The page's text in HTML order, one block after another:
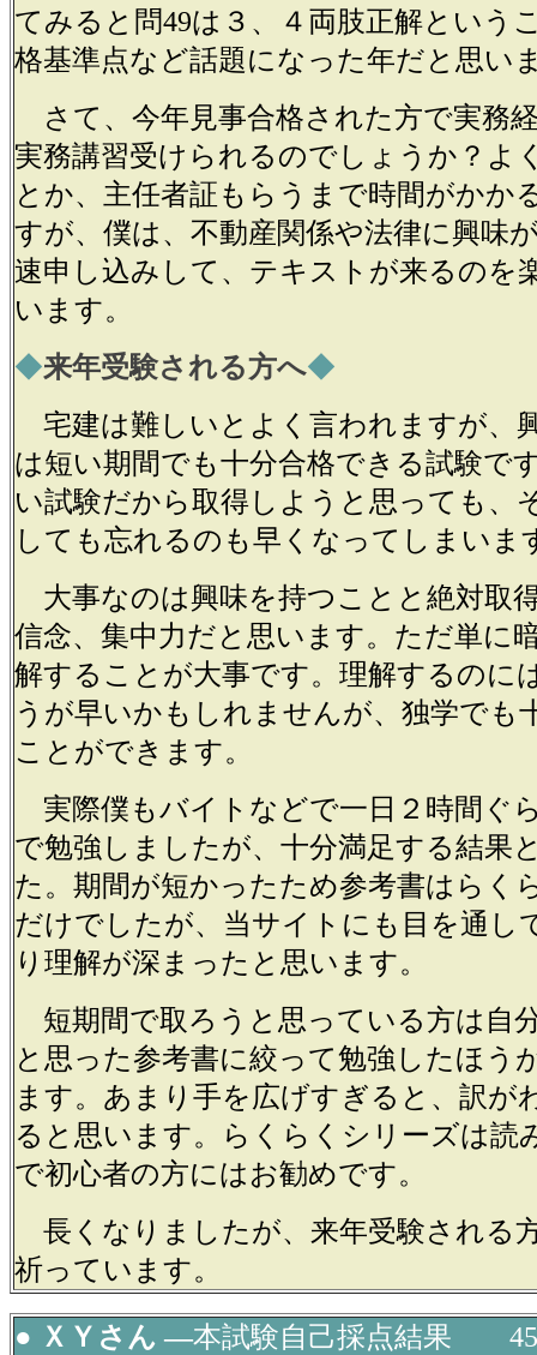
てみると問49は３、４両肢正解という
格基準点など話題になった年だと思い
さて、今年見事合格された方で実務
実務講習受けられるのでしょうか？よ
とか、主任者証もらうまで時間がかか
すが、僕は、不動産関係や法律に興味
速申し込みして、テキストが来るのを
います。
◆来年受験される方へ◆
宅建は難しいとよく言われますが、
は短い期間でも十分合格できる試験で
い試験だから取得しようと思っても、
しても忘れるのも早くなってしまいま
大事なのは興味を持つことと絶対取
信念、集中力だと思います。ただ単に
解することが大事です。理解するのに
うが早いかもしれませんが、独学でも
ことができます。
実際僕もバイトなどで一日２時間ぐ
で勉強しましたが、十分満足する結果
た。期間が短かったため参考書はらく
だけでしたが、当サイトにも目を通し
り理解が深まったと思います。
短期間で取ろうと思っている方は自
と思った参考書に絞って勉強したほう
ます。あまり手を広げすぎると、訳が
ると思います。らくらくシリーズは読
で初心者の方にはお勧めです。
長くなりましたが、来年受験される
祈っています。
● ＸＹさん ―本試験自己採点結果 45